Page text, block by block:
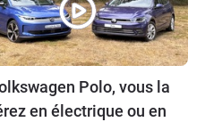
Polo, vous la
en électrique ou en